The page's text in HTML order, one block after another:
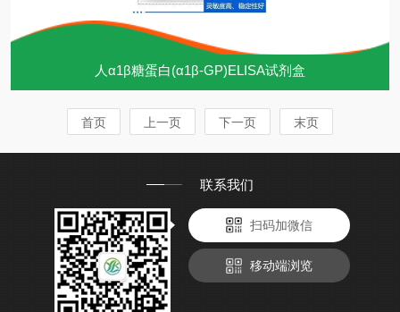
人α1β糖蛋白(α1β-GP)ELISA试剂盒
首页 上一页 下一页 末页
联系我们
扫码加微信
移动端浏览